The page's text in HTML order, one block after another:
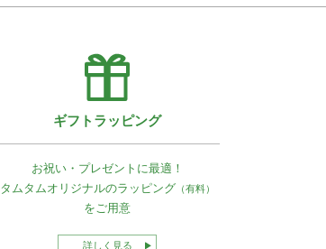
ギフトラッピング
お祝い・プレゼントに最適！
タムタムオリジナルのラッピング（有料）
をご用意
詳しく見る